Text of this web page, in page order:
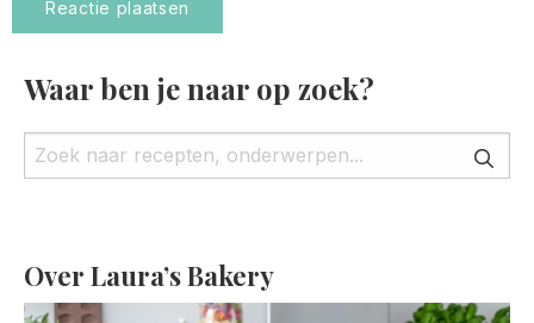
Waar ben je naar op zoek?
Over Laura’s Bakery